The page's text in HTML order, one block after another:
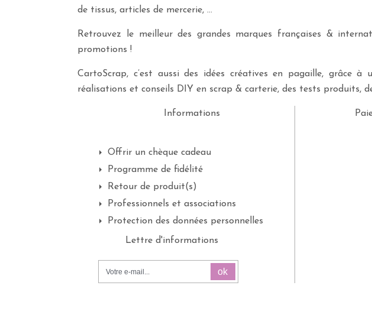
de tissus, articles de mercerie, …
Retrouvez le meilleur des grandes marques françaises &
promotions !
CartoScrap, c’est aussi des idées créatives en pagaille, grâce
réalisations et conseils DIY en scrap & carterie, des tests produits,
Informations
Offrir un chèque cadeau
Programme de fidélité
Retour de produit(s)
Professionnels et associations
Protection des données personnelles
Lettre d'informations
ok